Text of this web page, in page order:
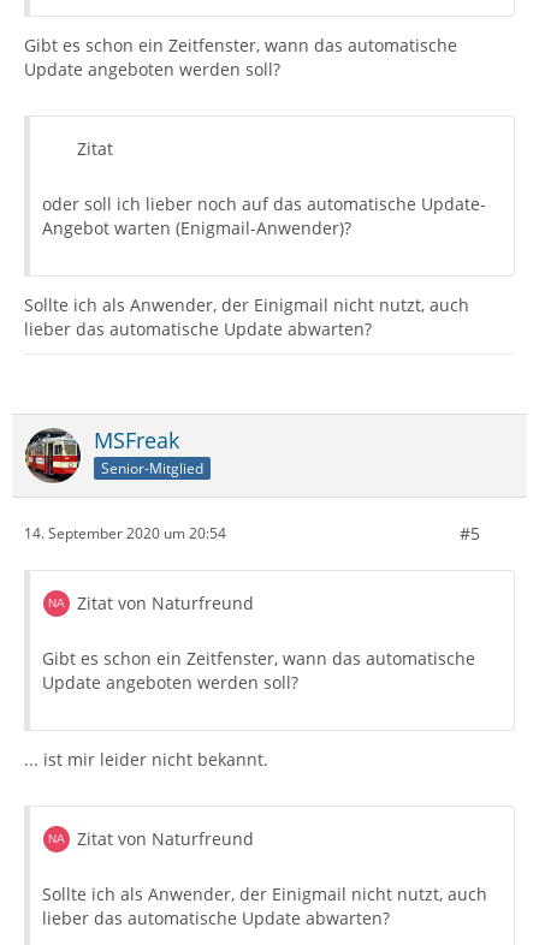
Gibt es schon ein Zeitfenster, wann das automatische
Update angeboten werden soll?
Zitat
oder soll ich lieber noch auf das automatische Update-
Angebot warten (Enigmail-Anwender)?
Sollte ich als Anwender, der Einigmail nicht nutzt, auch
lieber das automatische Update abwarten?
MSFreak
Senior-Mitglied
14. September 2020 um 20:54 #5
Zitat von Naturfreund
Gibt es schon ein Zeitfenster, wann das automatische
Update angeboten werden soll?
... ist mir leider nicht bekannt.
Zitat von Naturfreund
Sollte ich als Anwender, der Einigmail nicht nutzt, auch
lieber das automatische Update abwarten?